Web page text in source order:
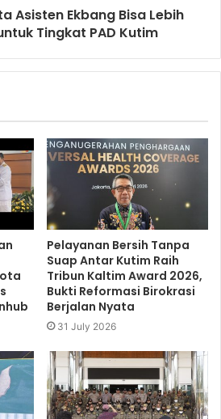
Asisten Ekbang Bisa Lebih
Tingkat PAD Kutim
Pelayanan Bersih Tanpa
Suap Antar Kutim Raih
Tribun Kaltim Award 2026,
Bukti Reformasi Birokrasi
Berjalan Nyata
31 July 2026